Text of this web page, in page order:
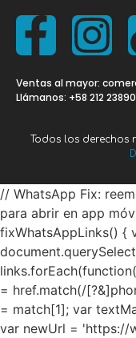
Ventas al mayor:
Llámanos: +58 212
Todos los derechos
// WhatsApp Fix:
para abrir en app
fixWhatsAppLinks() {
= href.match(/
= match[1]; var
var newUrl = 'https://